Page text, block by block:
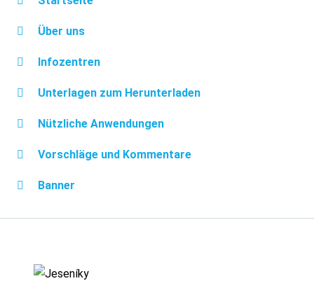
Über uns
Infozentren
Unterlagen zum Herunterladen
Nützliche Anwendungen
Vorschläge und Kommentare
Banner